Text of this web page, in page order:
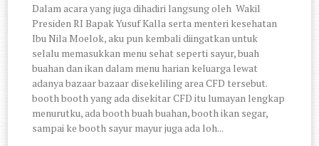
Dalam acara yang juga dihadiri langsung oleh Wakil
Presiden RI Bapak Yusuf Kalla serta menteri kesehatan
Ibu Nila Moelok, aku pun kembali diingatkan untuk
selalu memasukkan menu sehat seperti sayur, buah
buahan dan ikan dalam menu harian keluarga lewat
adanya bazaar bazaar disekeliling area CFD tersebut.
booth booth yang ada disekitar CFD itu lumayan lengkap
menurutku, ada booth buah buahan, booth ikan segar,
sampai ke booth sayur mayur juga ada loh...